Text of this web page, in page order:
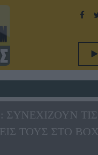
navigation
ΣΥΝΕΧΙΖΟΥΝ ΤΙΣ
ΤΟΥΣ ΣΤΟ BOX